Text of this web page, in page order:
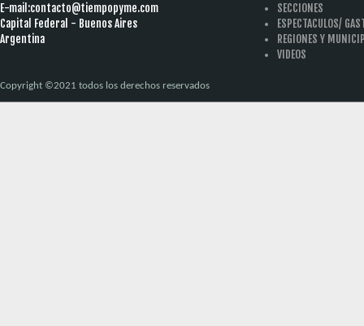
E-mail:contacto@tiempopyme.com
Capital Federal - Buenos Aires
Argentina
SECCIONES
ESPECTACULOS/
REGIONES Y
VIDEOS
Copyright ©2021 todos los derechos reservados